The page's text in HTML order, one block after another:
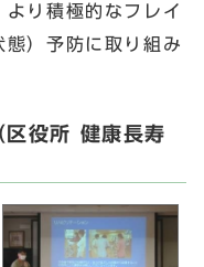
り積極的なフレイ
態）予防に取り組み
役所 健康長寿